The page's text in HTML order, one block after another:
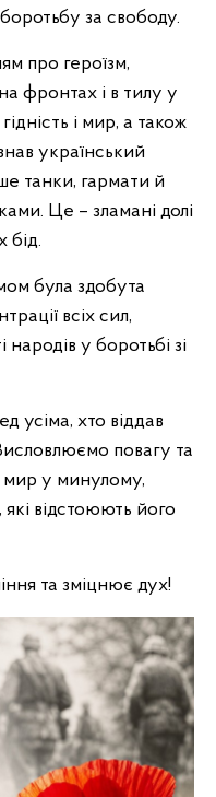
за свободу.
героїзм,
фронтах і в тилу у
і мир, а також
український
танки, гармати й
Це – зламані долі
бід.
здобута
всіх сил,
у боротьбі зі
хто віддав
повагу та
мир у минулому,
відстоюють його
та зміцнює дух!